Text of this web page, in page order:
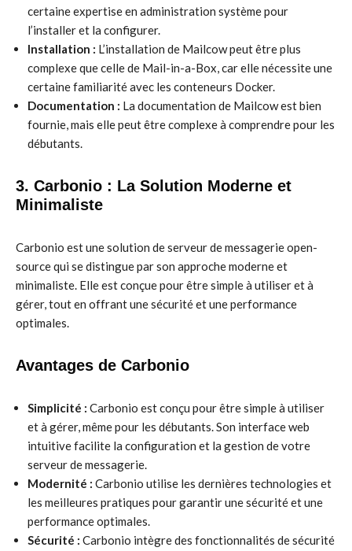
certaine expertise en administration système pour
l’installer et la configurer.
Installation : L’installation de Mailcow peut être plus
complexe que celle de Mail-in-a-Box, car elle nécessite une
certaine familiarité avec les conteneurs Docker.
Documentation : La documentation de Mailcow est bien
fournie, mais elle peut être complexe à comprendre pour les
débutants.
3. Carbonio : La Solution Moderne et
Minimaliste
Carbonio est une solution de serveur de messagerie open-
source qui se distingue par son approche moderne et
minimaliste. Elle est conçue pour être simple à utiliser et à
gérer, tout en offrant une sécurité et une performance
optimales.
Avantages de Carbonio
Simplicité : Carbonio est conçu pour être simple à utiliser
et à gérer, même pour les débutants. Son interface web
intuitive facilite la configuration et la gestion de votre
serveur de messagerie.
Modernité : Carbonio utilise les dernières technologies et
les meilleures pratiques pour garantir une sécurité et une
performance optimales.
Sécurité : Carbonio intègre des fonctionnalités de sécurité